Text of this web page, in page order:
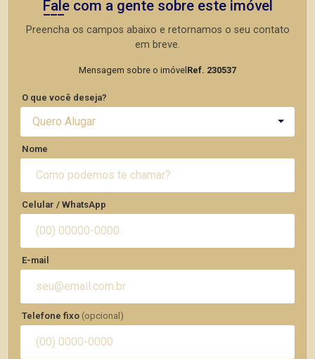
Fale com a gente sobre este imóvel
Preencha os campos abaixo e retornamos o seu contato
em breve.
Mensagem sobre o imóvelRef. 230537
O que você deseja?
Quero Alugar
Nome
Celular / WhatsApp
E-mail
Telefone fixo (opcional)